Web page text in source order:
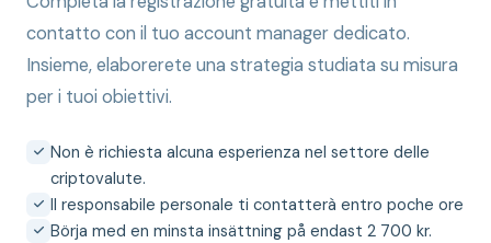
contatto con il tuo account manager dedicato.
Insieme, elaborerete una strategia studiata su misura
per i tuoi obiettivi.
Non è richiesta alcuna esperienza nel settore delle
criptovalute.
Il responsabile personale ti contatterà entro poche ore
Börja med en minsta insättning på endast 2 700 kr.